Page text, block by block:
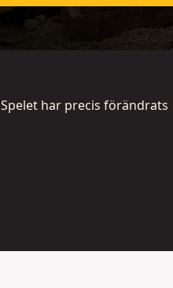
Spelet har precis förändrats